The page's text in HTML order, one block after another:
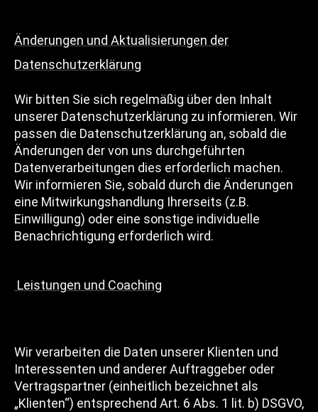
Änderungen und Aktualisierungen der
Datenschutzerklärung
Wir bitten Sie sich regelmäßig über den Inhalt
unserer Datenschutzerklärung zu informieren. Wir
passen die Datenschutzerklärung an, sobald die
Änderungen der von uns durchgeführten
Datenverarbeitungen dies erforderlich machen.
Wir informieren Sie, sobald durch die Änderungen
eine Mitwirkungshandlung Ihrerseits (z.B.
Einwilligung) oder eine sonstige individuelle
Benachrichtigung erforderlich wird.
Leistungen und Coaching
Wir verarbeiten die Daten unserer Klienten und
Interessenten und anderer Auftraggeber oder
Vertragspartner (einheitlich bezeichnet als
„Klienten“) entsprechend Art. 6 Abs. 1 lit. b) DSGVO,